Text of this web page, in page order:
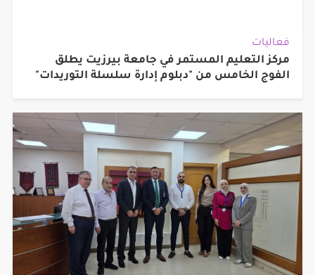
فعاليات
مركز التعليم المستمر في جامعة بيرزيت يطلق
الفوج الخامس من "دبلوم إدارة سلسلة التوريدات"